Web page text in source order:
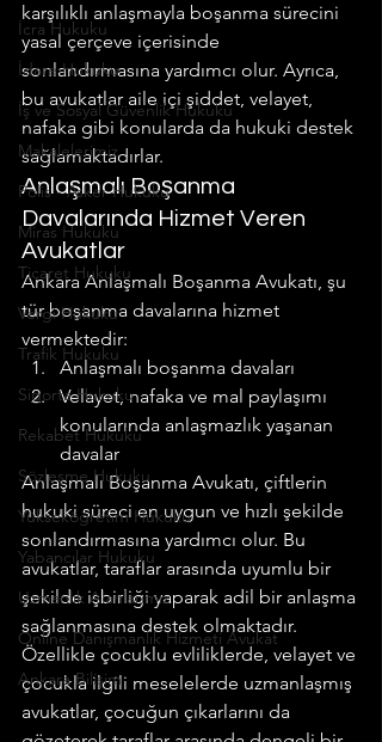
İcra Hukuku
İdare Hukuku
İş ve Sosyal Güvenlik Hukuku
Makalelerimiz
Polis - Asker Hukuku
Miras Hukuku
Ticaret Hukuku
Vergi Hukuku
Trafik Hukuku
Sigorta Hukuku
Rekabet Hukuku
Sözleşme Hukuku
Yükseköğretim Hukuku
Yabancılar Hukuku
Uzmanlık Alanlarımız
Online Danışmanlık Hizmeti Avukat
Ankara Bilişim
karşılıklı anlaşmayla boşanma sürecini
yasal çerçeve içerisinde
sonlandırmasına yardımcı olur. Ayrıca,
bu avukatlar aile içi şiddet, velayet,
nafaka gibi konularda da hukuki destek
sağlamaktadırlar.
Anlaşmalı Boşanma
Davalarında Hizmet Veren
Avukatlar
Ankara Anlaşmalı Boşanma Avukatı, şu
tür boşanma davalarına hizmet
vermektedir:
Anlaşmalı boşanma davaları
Velayet, nafaka ve mal paylaşımı
konularında anlaşmazlık yaşanan
davalar
Anlaşmalı Boşanma Avukatı, çiftlerin
hukuki süreci en uygun ve hızlı şekilde
sonlandırmasına yardımcı olur. Bu
avukatlar, taraflar arasında uyumlu bir
şekilde işbirliği yaparak adil bir anlaşma
sağlanmasına destek olmaktadır.
Özellikle çocuklu evliliklerde, velayet ve
çocukla ilgili meselelerde uzmanlaşmış
avukatlar, çocuğun çıkarlarını da